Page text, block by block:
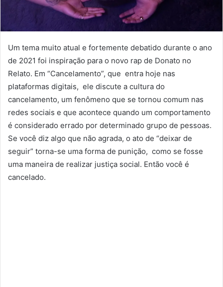
Um tema muito atual e fortemente debatido durante o ano
de 2021 foi inspiração para o novo rap de Donato no
Relato. Em “Cancelamento”, que entra hoje nas
plataformas digitais, ele discute a cultura do
cancelamento, um fenômeno que se tornou comum nas
redes sociais e que acontece quando um comportamento
é considerado errado por determinado grupo de pessoas.
Se você diz algo que não agrada, o ato de “deixar de
seguir” torna-se uma forma de punição, como se fosse
uma maneira de realizar justiça social. Então você é
cancelado.